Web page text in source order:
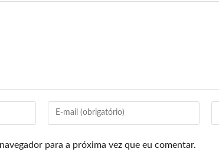
para a próxima vez que eu comentar.